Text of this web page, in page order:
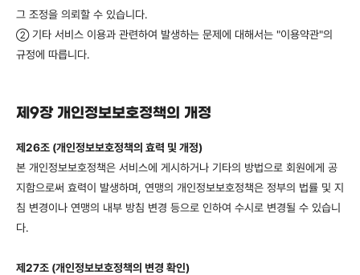
그 조정을 의뢰할 수 있습니다.
②기타 서비스 이용과 관련하여 발생하는 문제에 대해서는 "이용약관"의
규정에 따릅니다.
제9장 개인정보보호정책의 개정
제26조 (개인정보보호정책의 효력 및 개정)
본 개인정보보호정책은 서비스에 게시하거나 기타의 방법으로 회원에게 공
지함으로써 효력이 발생하며, 연맹의 개인정보보호정책은 정부의 법률 및 지
침 변경이나 연맹의 내부 방침 변경 등으로 인하여 수시로 변경될 수 있습니
다.
제27조 (개인정보보호정책의 변경 확인)